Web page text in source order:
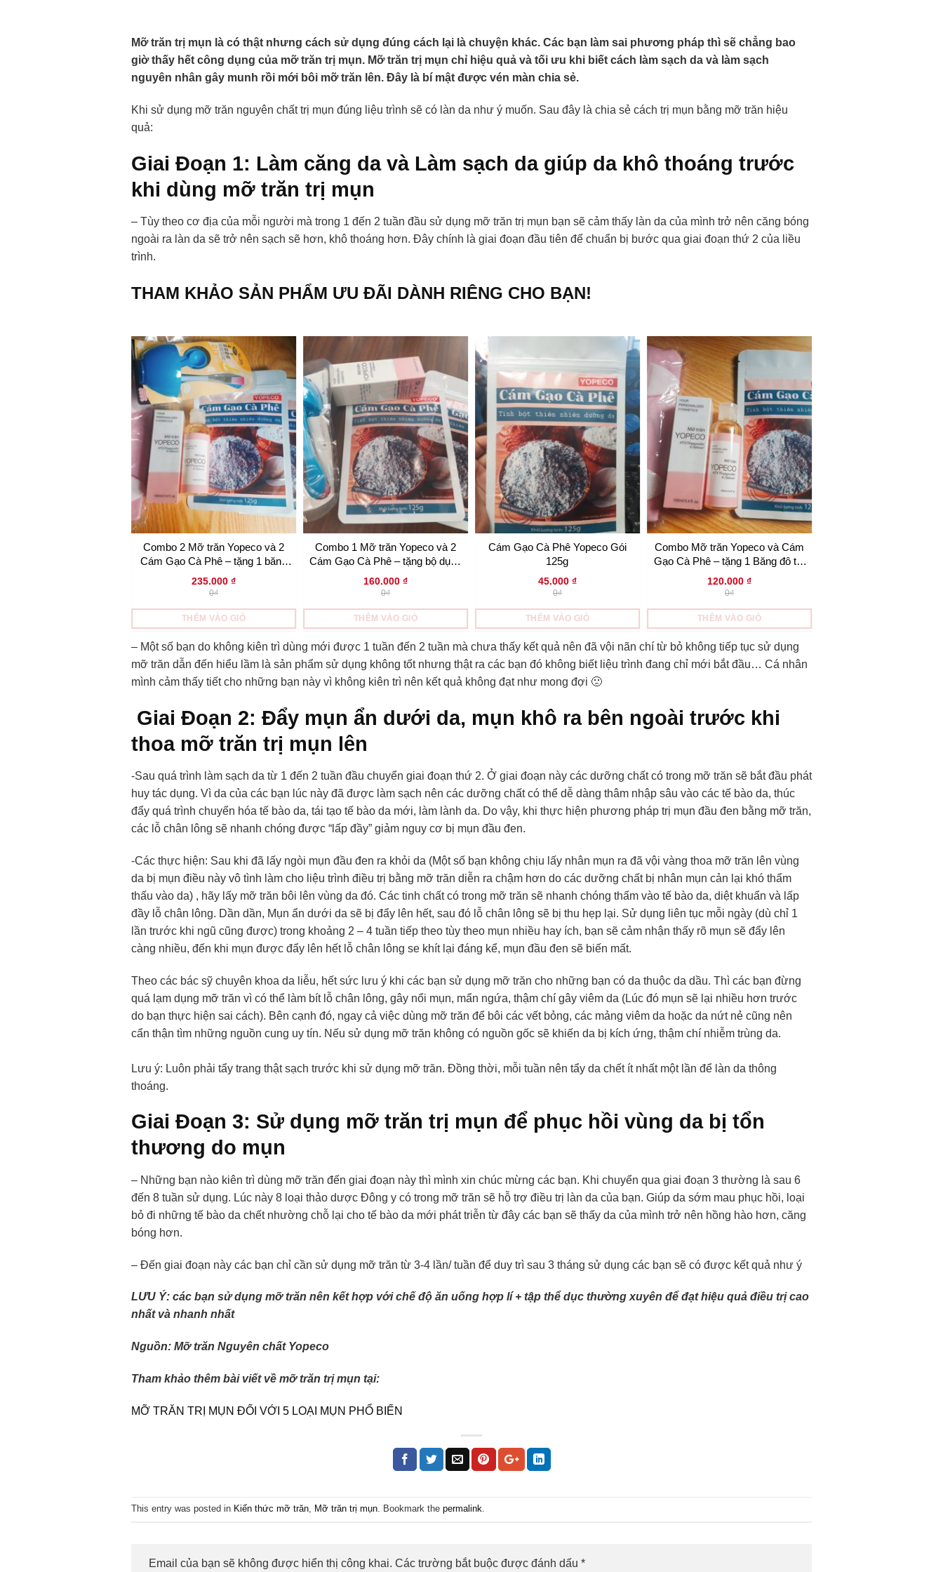
Mỡ trăn trị mụn là có thật nhưng cách sử dụng đúng cách lại là chuyện khác. Các bạn làm sai phương pháp thì sẽ chẳng bao
giờ thấy hết công dụng của mỡ trăn trị mụn. Mỡ trăn trị mụn chỉ hiệu quả và tối ưu khi biết cách làm sạch da và làm sạch
nguyên nhân gây munh rồi mới bôi mỡ trăn lên. Đây là bí mật được vén màn chia sẻ.
Khi sử dụng mỡ trăn nguyên chất trị mụn đúng liệu trình sẽ có làn da như ý muốn. Sau đây là chia sẻ cách trị mụn bằng mỡ trăn hiệu
quả:
Giai Đoạn 1: Làm căng da và Làm sạch da giúp da khô thoáng trước
khi dùng mỡ trăn trị mụn
– Tùy theo cơ địa của mỗi người mà trong 1 đến 2 tuần đầu sử dụng mỡ trăn trị mụn bạn sẽ cảm thấy làn da của mình trở nên căng bóng
ngoài ra làn da sẽ trở nên sạch sẽ hơn, khô thoáng hơn. Đây chính là giai đoạn đầu tiên để chuẩn bị bước qua giai đoạn thứ 2 của liều
trình.
THAM KHẢO SẢN PHẨM ƯU ĐÃI DÀNH RIÊNG CHO BẠN!
Combo 2 Mỡ trăn Yopeco và 2
Cám Gạo Cà Phê – tặng 1 băng
đô tai mèo và 1 bộ dụng cụ trộn
235.000 ₫
0₫
THÊM VÀO GIỎ
Combo 1 Mỡ trăn Yopeco và 2
Cám Gạo Cà Phê – tặng bộ dụng
cụ trộn
160.000 ₫
0₫
THÊM VÀO GIỎ
Cám Gạo Cà Phê Yopeco Gói
125g
45.000 ₫
0₫
THÊM VÀO GIỎ
Combo Mỡ trăn Yopeco và Cám
Gạo Cà Phê – tặng 1 Băng đô tai
mèo xinh xắn
120.000 ₫
0₫
THÊM VÀO GIỎ
– Một số bạn do không kiên trì dùng mới được 1 tuần đến 2 tuần mà chưa thấy kết quả nên đã vội nãn chí từ bỏ không tiếp tục sử dụng
mỡ trăn dẫn đến hiểu lầm là sản phẩm sử dụng không tốt nhưng thật ra các bạn đó không biết liệu trình đang chỉ mới bắt đầu… Cá nhân
mình cảm thấy tiết cho những bạn này vì không kiên trì nên kết quả không đạt như mong đợi 🙁
Giai Đoạn 2: Đẩy mụn ẩn dưới da, mụn khô ra bên ngoài trước khi
thoa mỡ trăn trị mụn lên
-Sau quá trình làm sạch da từ 1 đến 2 tuần đầu chuyển giai đoạn thứ 2. Ở giai đoạn này các dưỡng chất có trong mỡ trăn sẽ bắt đầu phát
huy tác dụng. Vì da của các bạn lúc này đã được làm sạch nên các dưỡng chất có thể dễ dàng thâm nhập sâu vào các tế bào da, thúc
đẩy quá trình chuyển hóa tế bào da, tái tạo tế bào da mới, làm lành da. Do vậy, khi thực hiện phương pháp trị mụn đầu đen bằng mỡ trăn,
các lỗ chân lông sẽ nhanh chóng được “lấp đầy” giảm nguy cơ bị mụn đầu đen.
-Các thực hiện: Sau khi đã lấy ngòi mụn đầu đen ra khỏi da (Một số bạn không chịu lấy nhân mụn ra đã vội vàng thoa mỡ trăn lên vùng
da bị mụn điều này vô tình làm cho liệu trình điều trị bằng mỡ trăn diễn ra chậm hơn do các dưỡng chất bị nhân mụn cản lại khó thẩm
thấu vào da) , hãy lấy mỡ trăn bôi lên vùng da đó. Các tinh chất có trong mỡ trăn sẽ nhanh chóng thấm vào tế bào da, diệt khuẩn và lấp
đầy lỗ chân lông. Dần dần, Mụn ẩn dưới da sẽ bị đẩy lên hết, sau đó lỗ chân lông sẽ bị thu hẹp lại. Sử dụng liên tục mỗi ngày (dù chỉ 1
lần trước khi ngũ cũng được) trong khoảng 2 – 4 tuần tiếp theo tùy theo mụn nhiều hay ích, bạn sẽ cảm nhận thấy rõ mụn sẽ đẩy lên
càng nhiều, đến khi mụn được đẩy lên hết lỗ chân lông se khít lại đáng kể, mụn đầu đen sẽ biến mất.
Theo các bác sỹ chuyên khoa da liễu, hết sức lưu ý khi các bạn sử dụng mỡ trăn cho những bạn có da thuộc da dầu. Thì các bạn đừng
quá lạm dụng mỡ trăn vì có thể làm bít lỗ chân lông, gây nổi mụn, mẩn ngứa, thậm chí gây viêm da (Lúc đó mụn sẽ lại nhiều hơn trước
do bạn thực hiện sai cách). Bên cạnh đó, ngay cả việc dùng mỡ trăn để bôi các vết bỏng, các mảng viêm da hoặc da nứt nẻ cũng nên
cẩn thận tìm những nguồn cung uy tín. Nếu sử dụng mỡ trăn không có nguồn gốc sẽ khiến da bị kích ứng, thậm chí nhiễm trùng da.
Lưu ý: Luôn phải tẩy trang thật sạch trước khi sử dụng mỡ trăn. Đồng thời, mỗi tuần nên tẩy da chết ít nhất một lần để làn da thông
thoáng.
Giai Đoạn 3: Sử dụng mỡ trăn trị mụn để phục hồi vùng da bị tổn
thương do mụn
– Những bạn nào kiên trì dùng mỡ trăn đến giai đoạn này thì mình xin chúc mừng các bạn. Khi chuyển qua giai đoạn 3 thường là sau 6
đến 8 tuần sử dụng. Lúc này 8 loại thảo dược Đông y có trong mỡ trăn sẽ hỗ trợ điều trị làn da của bạn. Giúp da sớm mau phục hồi, loại
bỏ đi những tế bào da chết nhường chỗ lại cho tế bào da mới phát triễn từ đây các bạn sẽ thấy da của mình trở nên hồng hào hơn, căng
bóng hơn.
– Đến giai đoạn này các bạn chỉ cần sử dụng mỡ trăn từ 3-4 lần/ tuần để duy trì sau 3 tháng sử dụng các bạn sẽ có được kết quả như ý
LƯU Ý: các bạn sử dụng mỡ trăn nên kết hợp với chế độ ăn uống hợp lí + tập thể dục thường xuyên để đạt hiệu quả điều trị cao
nhất và nhanh nhất
Nguồn: Mỡ trăn Nguyên chất Yopeco
Tham khảo thêm bài viết về mỡ trăn trị mụn tại:
MỠ TRĂN TRỊ MỤN ĐỐI VỚI 5 LOẠI MỤN PHỔ BIẾN
This entry was posted in Kiến thức mỡ trăn, Mỡ trăn trị mụn. Bookmark the permalink.
Email của bạn sẽ không được hiển thị công khai. Các trường bắt buộc được đánh dấu *